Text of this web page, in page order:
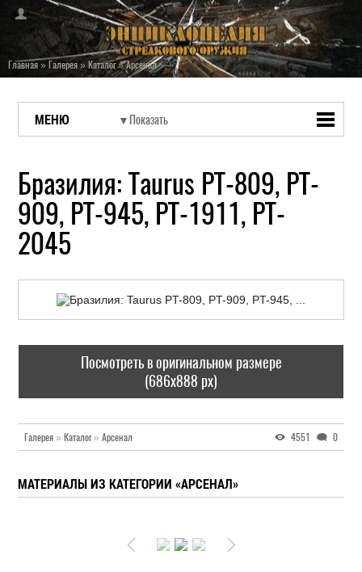
Главная»Галерея»Каталог»Арсенал
МЕНЮ
Бразилия: Taurus PT-809, PT-
909, PT-945, PT-1911, PT-
2045
Посмотреть в оригинальном размере
(686x888 px)
Галерея » Каталог» Арсенал 4551 0
МАТЕРИАЛЫ ИЗ КАТЕГОРИИ «АРСЕНАЛ»